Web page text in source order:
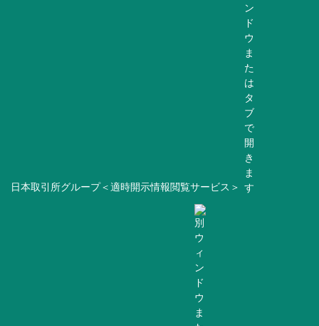
日本取引所グループ＜適時開示情報閲覧サービス＞